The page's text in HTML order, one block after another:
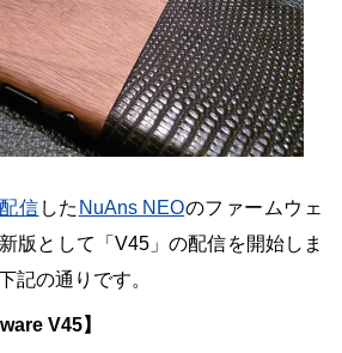
信 した NuAns NEOのファームウェ
版として「V45」の配信を開始しま
記の通りです。
V45】